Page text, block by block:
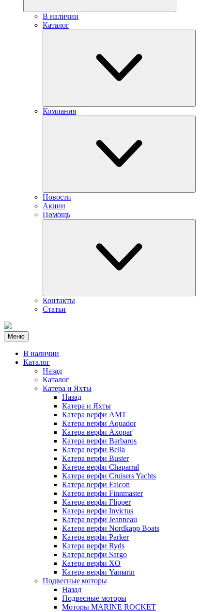
В наличии
Каталог
Компания
Новости
Акции
Помощь
Контакты
Статьи
Меню
В наличии
Каталог
Назад
Каталог
Катера и Яхты
Назад
Катера и Яхты
Катера верфи AMT
Катера верфи Aquador
Катера верфи Axopar
Катера верфи Barbaros
Катера верфи Bella
Катера верфи Buster
Катера верфи Chaparral
Катера верфи Cruisers Yachts
Катера верфи Falcon
Катера верфи Finnmaster
Катера верфи Flipper
Катера верфи Invictus
Катера верфи Jeanneau
Катера верфи Nordkapp Boats
Катера верфи Parker
Катера верфи Ryds
Катера верфи Sargo
Катера верфи XO
Катера верфи Yamarin
Подвесные моторы
Назад
Подвесные моторы
Моторы MARINE ROCKET